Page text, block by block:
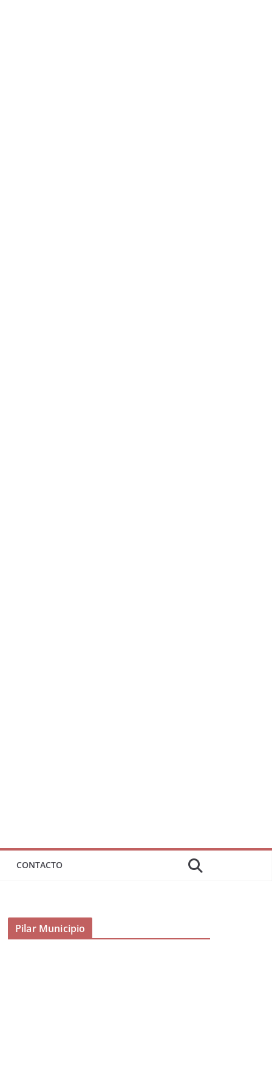
CONTACTO
Pilar Municipio